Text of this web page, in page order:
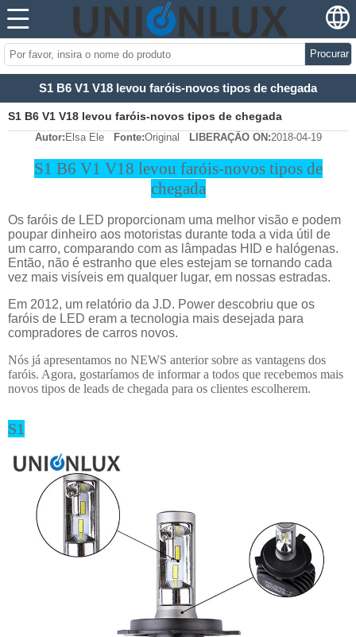
Procurar
S1 B6 V1 V18 levou faróis-novos tipos de chegada
S1 B6 V1 V18 levou faróis-novos tipos de chegada
Autor: Elsa Ele Fonte:Original LIBERAÇÃO ON:2018-04-19
S1 B6 V1 V18 levou faróis-novos tipos de
chegada
Os faróis de LED proporcionam uma melhor visão e podem
poupar dinheiro aos motoristas durante toda a vida útil de
um carro, comparando com as lâmpadas HID e halógenas.
Então, não é estranho que eles estejam se tornando cada
vez mais visíveis em qualquer lugar, em nossas estradas.
Em 2012, um relatório da J.D. Power descobriu que os
faróis de LED eram a tecnologia mais desejada para
compradores de carros novos.
Nós já apresentamos no NEWS anterior sobre as vantagens dos
faróis. Agora, gostaríamos de informar a todos que recebemos mais
novos tipos de leads de chegada para os clientes escolherem.
S1